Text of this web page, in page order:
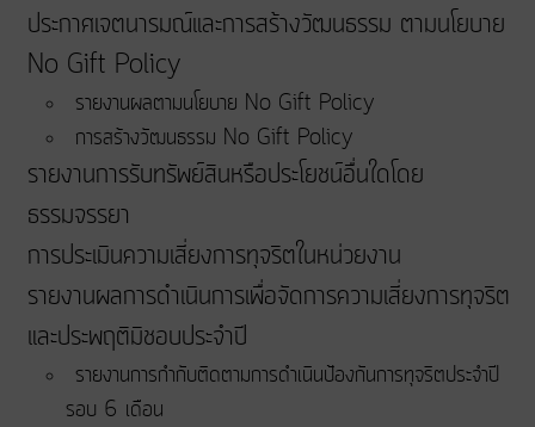
ประกาศเจตนารมณ์และการสร้างวัฒนธรรม ตามนโยบาย
No Gift Policy
รายงานผลตามนโยบาย No Gift Policy
การสร้างวัฒนธรรม No Gift Policy
รายงานการรับทรัพย์สินหรือประโยชน์อื่นใดโดย
ธรรมจรรยา
การประเมินความเสี่ยงการทุจริตในหน่วยงาน
รายงานผลการดำเนินการเพื่อจัดการความเสี่ยงการทุจริต
และประพฤติมิชอบประจำปี
รายงานการกำกับติดตามการดำเนินป้องกันการทุจริตประจำปี
รอบ 6 เดือน